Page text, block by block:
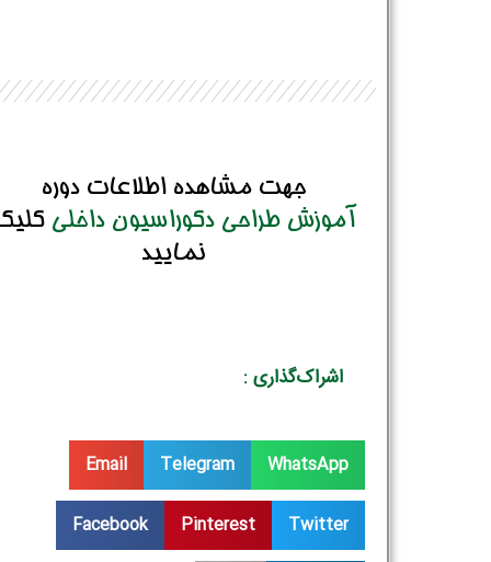
جهت مشاهده اطلاعات دوره
آموزش طراحی دکوراسیون داخلی
نمایید
اشراک‌گذاری :
WhatsApp
Telegram
Email
Twitter
Pinterest
Facebook